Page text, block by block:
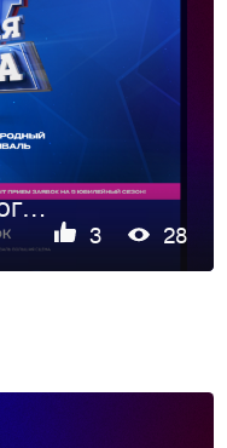
Сайт V Международного музыкального фестиваля «БОЛЬШАЯ СЦЕНА»
3 28